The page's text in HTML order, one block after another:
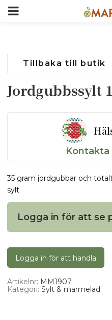
Tillbaka till butik
Jordgubbssylt
35 gram jordgubbar och
sylt
Logga in för att se
Logga in för att handla
Artikelnr: MM1907
Kategori:Sylt & marmelad